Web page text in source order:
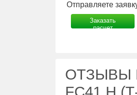
Отправляете
Заказать
расчет
ОТЗЫВЫ